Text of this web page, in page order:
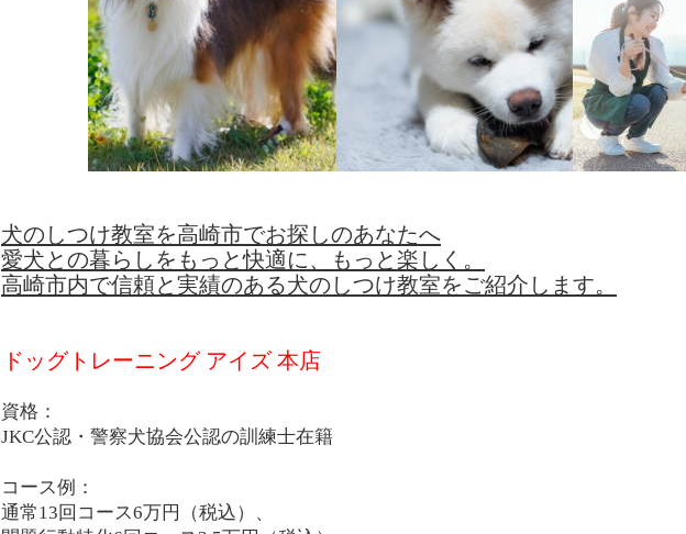
犬のしつけ教室を高崎市でお探しのあなたへ
愛犬との暮らしをもっと快適に、もっと楽しく。
高崎市内で信頼と実績のある犬のしつけ教室をご紹介します。
ドッグトレーニング アイズ 本店
資格：
JKC公認・警察犬協会公認の訓練士在籍
コース例：
通常13回コース6万円（税込）、